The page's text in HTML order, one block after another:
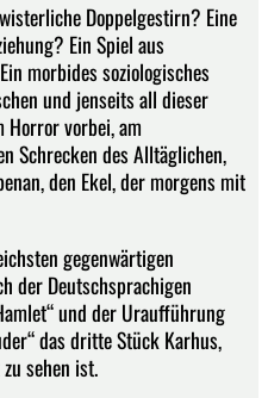
Doppelgestirn? Eine
Ein Spiel aus
morbides soziologisches
und jenseits all dieser
Horror vorbei, am
Schrecken des Alltäglichen,
den Ekel, der morgens mit
gegenwärtigen
der Deutschsprachigen
und der Uraufführung
das dritte Stück Karhus,
sehen ist.